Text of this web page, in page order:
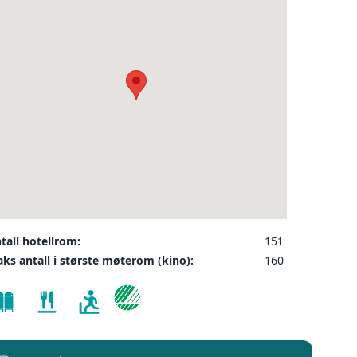
rom
hotellrom:
151
antall i største møterom (kino):
160
på ønsket sted,
kunde, og det